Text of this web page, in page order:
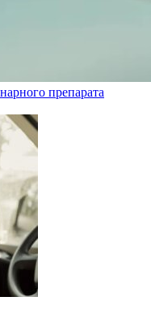
препарата